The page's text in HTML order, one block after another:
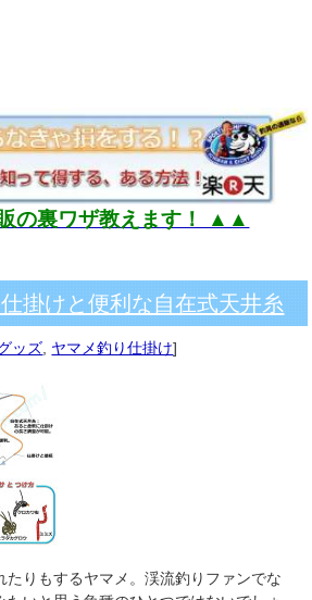
の裏ワザ教えます！ ▲▲
掛けと便利な自在式天井糸
ッズ ヤマメ釣り仕掛け]
たりもするヤマメ。渓流釣りファンでな